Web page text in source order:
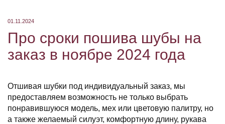
01.11.2024
Про сроки пошива шубы на
заказ в ноябре 2024 года
Отшивая шубки под индивидуальный заказ, мы
предоставляем возможность не только выбрать
понравившуюся модель, мех или цветовую палитру, но
а также желаемый силуэт, комфортную длину, рукава